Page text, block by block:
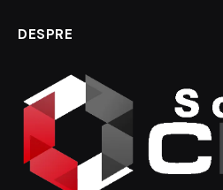
DESPRE